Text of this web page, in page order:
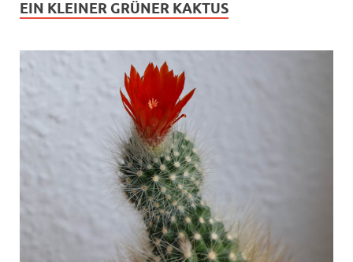
EIN KLEINER GRÜNER KAKTUS